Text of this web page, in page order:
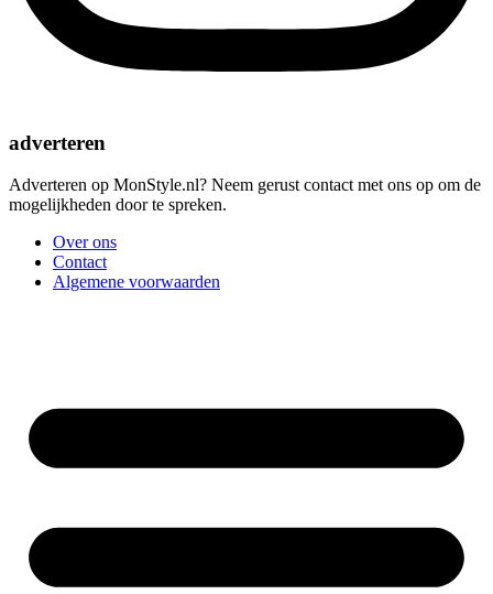
adverteren
Adverteren op MonStyle.nl? Neem gerust contact met ons op om de
mogelijkheden door te spreken.
Over ons
Contact
Algemene voorwaarden